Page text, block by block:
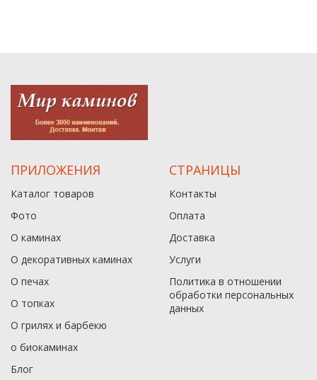
ПРИЛОЖЕНИЯ
Каталог товаров
Фото
О каминах
О декоративных каминах
О печах
О топках
О грилях и барбекю
о биокаминах
Блог
СТРАНИЦЫ
Контакты
Оплата
Доставка
Услуги
Политика в отношении
обработки персональных
данныx